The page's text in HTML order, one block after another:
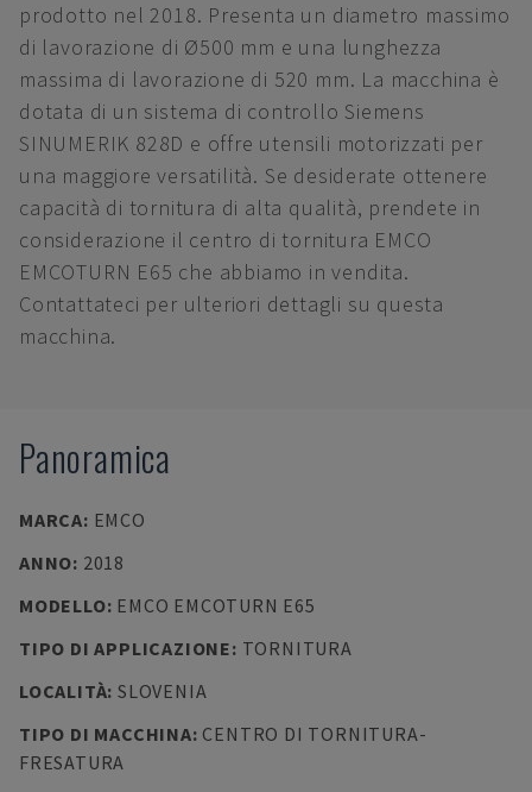
prodotto nel 2018. Presenta un diametro massimo
di lavorazione di Ø500 mm e una lunghezza
massima di lavorazione di 520 mm. La macchina è
dotata di un sistema di controllo Siemens
SINUMERIK 828D e offre utensili motorizzati per
una maggiore versatilità. Se desiderate ottenere
capacità di tornitura di alta qualità, prendete in
considerazione il centro di tornitura EMCO
EMCOTURN E65 che abbiamo in vendita.
Contattateci per ulteriori dettagli su questa
macchina.
Panoramica
MARCA: EMCO
ANNO: 2018
MODELLO: EMCO EMCOTURN E65
TIPO DI APPLICAZIONE: TORNITURA
LOCALITÀ: SLOVENIA
TIPO DI MACCHINA: CENTRO DI TORNITURA-
FRESATURA